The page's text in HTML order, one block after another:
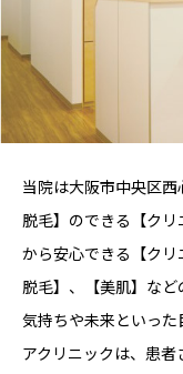
当院は大阪市中央区
脱毛】のできる【ク
から安心できる【ク
脱毛】、【美肌】など
気持ちや未来といっ
アクリニックは、患